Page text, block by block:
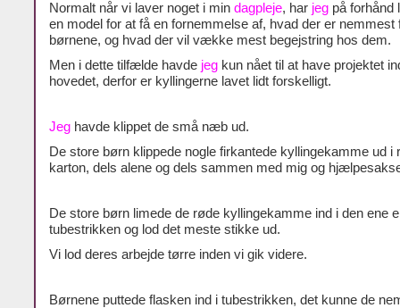
Normalt når vi laver noget i min dagpleje, har jeg på forhånd
en model for at få en fornemmelse af, hvad der er nemmest
børnene, og hvad der vil vække mest begejstring hos dem.
Men i dette tilfælde havde jeg kun nået til at have projektet
hovedet, derfor er kyllingerne lavet lidt forskelligt.
Jeg havde klippet de små næb ud.
De store børn klippede nogle firkantede kyllingekamme ud i
karton, dels alene og dels sammen med mig og
De store børn limede de røde kyllingekamme ind i den ene
tubestrikken og lod det meste stikke ud.
Vi lod deres arbejde tørre inden vi gik videre.
Børnene puttede flasken ind i tubestrikken, det kunne de